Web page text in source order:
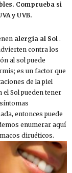
Comprueba si
y UVB.
alergia al Sol .
contra los
al sol puede
es un factor que
de la piel
el Sol pueden tener
entonces puede
enumerar aquí
diruéticos.